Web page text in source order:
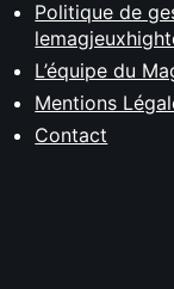
Politique de
L’équipe du
Mentions
Contact